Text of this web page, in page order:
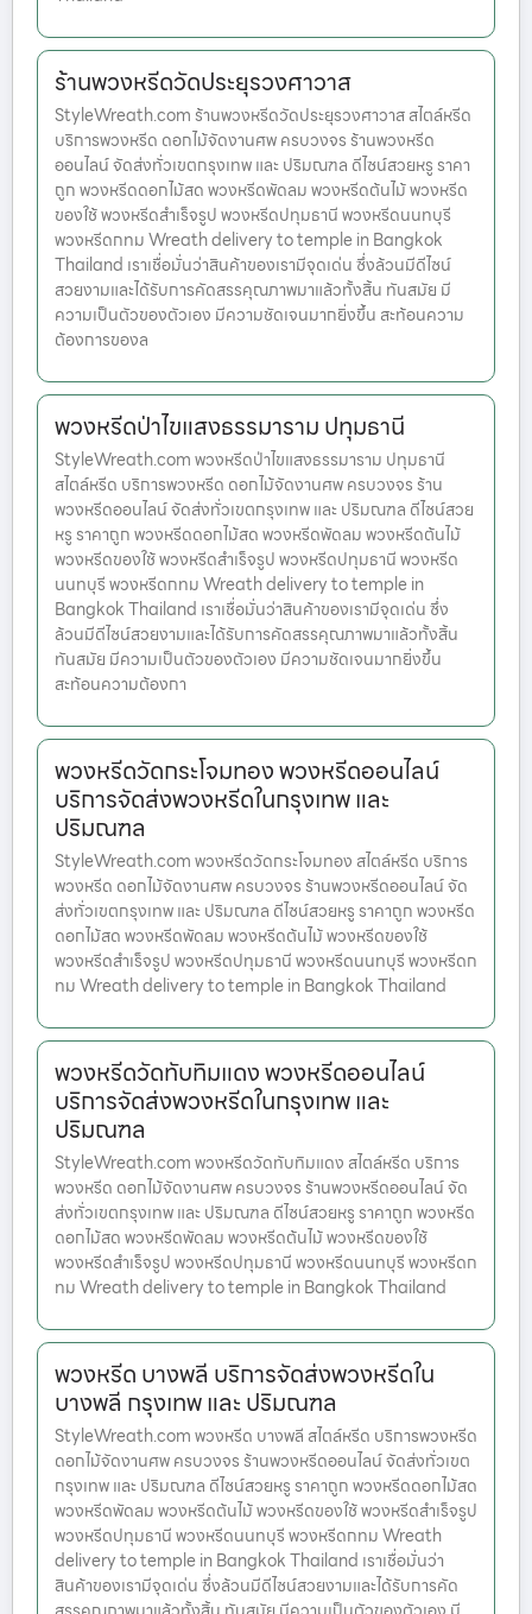
ร้านพวงหรีดวัดประยุรวงศาวาส
StyleWreath.com ร้านพวงหรีดวัดประยุรวงศาวาส สไตล์หรีด
บริการพวงหรีด ดอกไม้จัดงานศพ ครบวงจร ร้านพวงหรีด
ออนไลน์ จัดส่งทั่วเขตกรุงเทพ และ ปริมณฑล ดีไซน์สวยหรู ราคา
ถูก พวงหรีดดอกไม้สด พวงหรีดพัดลม พวงหรีดต้นไม้ พวงหรีด
ของใช้ พวงหรีดสำเร็จรูป พวงหรีดปทุมธานี พวงหรีดนนทบุรี
พวงหรีดกทม Wreath delivery to temple in Bangkok
Thailand เราเชื่อมั่นว่าสินค้าของเรามีจุดเด่น ซึ่งล้วนมีดีไซน์
สวยงามและได้รับการคัดสรรคุณภาพมาแล้วทั้งสิ้น ทันสมัย มี
ความเป็นตัวของตัวเอง มีความชัดเจนมากยิ่งขึ้น สะท้อนความ
ต้องการของล
พวงหรีดป่าไขแสงธรรมาราม ปทุมธานี
StyleWreath.com พวงหรีดป่าไขแสงธรรมาราม ปทุมธานี
สไตล์หรีด บริการพวงหรีด ดอกไม้จัดงานศพ ครบวงจร ร้าน
พวงหรีดออนไลน์ จัดส่งทั่วเขตกรุงเทพ และ ปริมณฑล ดีไซน์สวย
หรู ราคาถูก พวงหรีดดอกไม้สด พวงหรีดพัดลม พวงหรีดต้นไม้
พวงหรีดของใช้ พวงหรีดสำเร็จรูป พวงหรีดปทุมธานี พวงหรีด
นนทบุรี พวงหรีดกทม Wreath delivery to temple in
Bangkok Thailand เราเชื่อมั่นว่าสินค้าของเรามีจุดเด่น ซึ่ง
ล้วนมีดีไซน์สวยงามและได้รับการคัดสรรคุณภาพมาแล้วทั้งสิ้น
ทันสมัย มีความเป็นตัวของตัวเอง มีความชัดเจนมากยิ่งขึ้น
สะท้อนความต้องกา
พวงหรีดวัดกระโจมทอง พวงหรีดออนไลน์
บริการจัดส่งพวงหรีดในกรุงเทพ และ
ปริมณฑล
StyleWreath.com พวงหรีดวัดกระโจมทอง สไตล์หรีด บริการ
พวงหรีด ดอกไม้จัดงานศพ ครบวงจร ร้านพวงหรีดออนไลน์ จัด
ส่งทั่วเขตกรุงเทพ และ ปริมณฑล ดีไซน์สวยหรู ราคาถูก พวงหรีด
ดอกไม้สด พวงหรีดพัดลม พวงหรีดต้นไม้ พวงหรีดของใช้
พวงหรีดสำเร็จรูป พวงหรีดปทุมธานี พวงหรีดนนทบุรี พวงหรีดก
ทม Wreath delivery to temple in Bangkok Thailand
พวงหรีดวัดทับทิมแดง พวงหรีดออนไลน์
บริการจัดส่งพวงหรีดในกรุงเทพ และ
ปริมณฑล
StyleWreath.com พวงหรีดวัดทับทิมแดง สไตล์หรีด บริการ
พวงหรีด ดอกไม้จัดงานศพ ครบวงจร ร้านพวงหรีดออนไลน์ จัด
ส่งทั่วเขตกรุงเทพ และ ปริมณฑล ดีไซน์สวยหรู ราคาถูก พวงหรีด
ดอกไม้สด พวงหรีดพัดลม พวงหรีดต้นไม้ พวงหรีดของใช้
พวงหรีดสำเร็จรูป พวงหรีดปทุมธานี พวงหรีดนนทบุรี พวงหรีดก
ทม Wreath delivery to temple in Bangkok Thailand
พวงหรีด บางพลี บริการจัดส่งพวงหรีดใน
บางพลี กรุงเทพ และ ปริมณฑล
StyleWreath.com พวงหรีด บางพลี สไตล์หรีด บริการพวงหรีด
ดอกไม้จัดงานศพ ครบวงจร ร้านพวงหรีดออนไลน์ จัดส่งทั่วเขต
กรุงเทพ และ ปริมณฑล ดีไซน์สวยหรู ราคาถูก พวงหรีดดอกไม้สด
พวงหรีดพัดลม พวงหรีดต้นไม้ พวงหรีดของใช้ พวงหรีดสำเร็จรูป
พวงหรีดปทุมธานี พวงหรีดนนทบุรี พวงหรีดกทม Wreath
delivery to temple in Bangkok Thailand เราเชื่อมั่นว่า
สินค้าของเรามีจุดเด่น ซึ่งล้วนมีดีไซน์สวยงามและได้รับการคัด